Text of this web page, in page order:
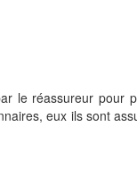
le réassureur pour
eux ils sont